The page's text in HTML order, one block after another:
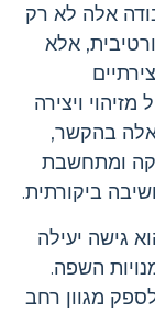
אלה לא רק
אלא
ויצירה
אלה בהקשר,
ומתחשבת
ביקורתית.
גישה יעילה
השפה.
מגוון רחב